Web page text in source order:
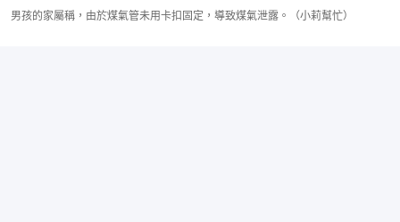
男孩的家屬稱，由於煤氣管未用卡扣固定，導致煤氣泄露。（小莉幫忙）